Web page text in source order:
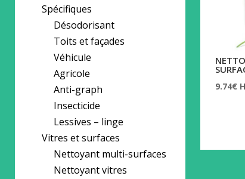
Spécifiques
Désodorisant
Toits et façades
Véhicule
Agricole
Anti-graph
Insecticide
Lessives – linge
Vitres et surfaces
Nettoyant multi-surfaces
Nettoyant vitres
9.74€